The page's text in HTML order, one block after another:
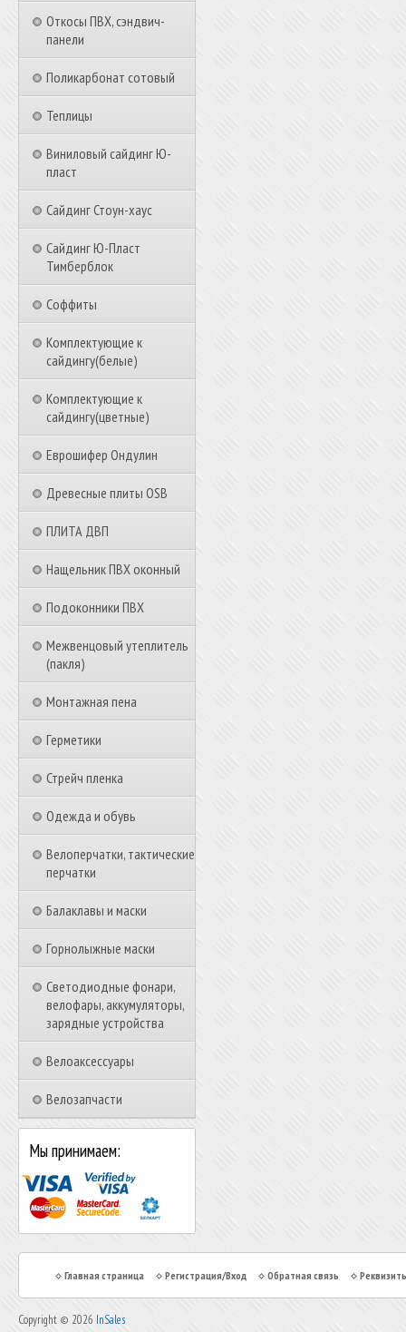
Откосы ПВХ, сэндвич-
панели
Поликарбонат сотовый
Теплицы
Виниловый сайдинг Ю-
пласт
Сайдинг Стоун-хаус
Сайдинг Ю-Пласт
Тимберблок
Соффиты
Комплектующие к
сайдингу(белые)
Комплектующие к
сайдингу(цветные)
Еврошифер Ондулин
Древесные плиты OSB
ПЛИТА ДВП
Нащельник ПВХ оконный
Подоконники ПВХ
Межвенцовый утеплитель
(пакля)
Монтажная пена
Герметики
Стрейч пленка
Одежда и обувь
Велоперчатки, тактические
перчатки
Балаклавы и маски
Горнолыжные маски
Светодиодные фонари,
велофары, аккумуляторы,
зарядные устройства
Велоаксессуары
Велозапчасти
Мы принимаем:
Главная страница Регистрация/Вход Обратная связь
Copyright © 2026 InSales